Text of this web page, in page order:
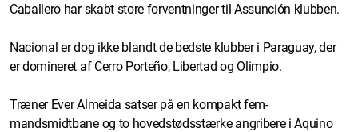
Caballero har skabt store forventninger til Assunción klubben.
Nacional er dog ikke blandt de bedste klubber i Paraguay, der
er domineret af Cerro Porteño, Libertad og Olimpio.
Træner Ever Almeida satser på en kompakt fem-
mandsmidtbane og to hovedstødsstærke angribere i Aquino